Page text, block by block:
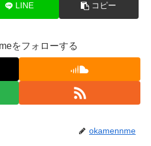
LINE コピー
をフォローする
okamennme